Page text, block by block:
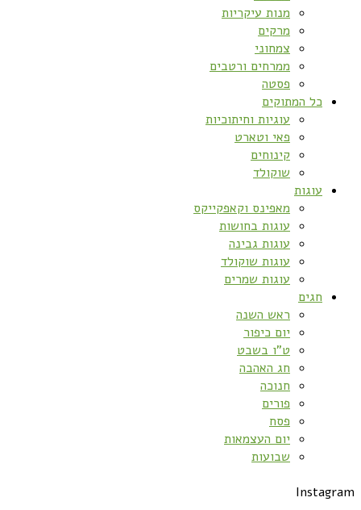
מנות עיקריות
מרקים
צמחוני
ממרחים ורטבים
פסטה
כל המתוקים
עוגיות וחיתוכיות
פאי וטארט
קינוחים
שוקולד
עוגות
מאפינס וקאפקייקס
עוגות בחושות
עוגות גבינה
עוגות שוקולד
עוגות שמרים
חגים
ראש השנה
יום כיפור
ט”ו בשבט
חג האהבה
חנוכה
פורים
פסח
יום העצמאות
שבועות
Instagram